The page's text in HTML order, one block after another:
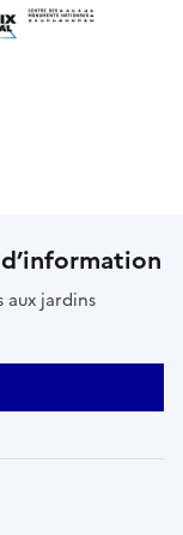
aux jardins